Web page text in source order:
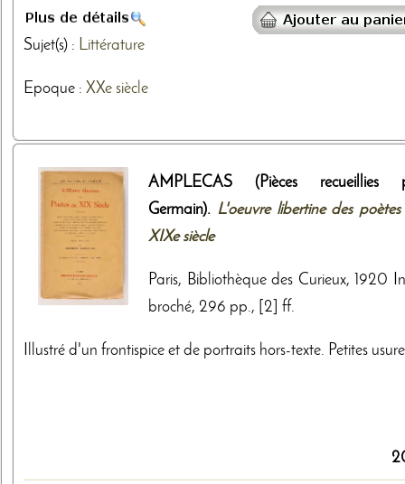
Sujet(s) : Littérature
Epoque : XXe siècle
AMPLECAS (Pièces recueillies
Germain). L'oeuvre libertine des
XIXe siècle
Paris, Bibliothèque des Curieux, 1920
broché, 296 pp., [2] ff.
Illustré d'un frontispice et de portraits hors-texte. Petites